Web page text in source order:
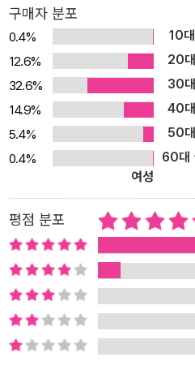
적어, 응축하여 한 줄의 슬로건을 탄생시킨다. 브랜드와
유한 스토리가 있다. 그리고 그 스토
기 위해서 눈에 불을 켜고 찾아내 큰
의 일이다. 최고의 매트리스를 만들
는 “느리게 그래서 제대로”라고, 사
“작지 않은 디테일”이라고, 의심이
의 가성비”라고 크게 외친다. 이처럼
이야기를 고객에게 전달하기 위해 오
등만의 이야기가 있음을 한 줄로 알
한 줄에 얽힌 고민과 성장, 웃음과
보인다. 손이 아닌 발로 쓰는 문장, 그리고 녹음실에서 하는 디렉팅…
수면 아래 있어 누구도 몰랐던 카피라이터의 일 흔히
고 하면 의자에 진득하게 앉아 활자
십상이다. 하지만 카피라이터의 일
의 광고 캠페인에 들어가는 슬로건
구매자 분포
0.4% 10대
12.6%
20대
32.6%
30대
14.9%
40대
5.4%
50대
0.4%
60대
여성
평점 분포